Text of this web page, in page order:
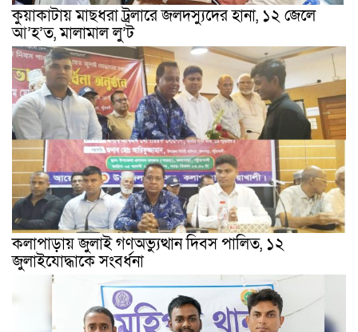
কুয়াকাটায় মাছধরা ট্রলারে জলদস্যুদের হানা, ১২ জেলে
আ’হ’ত, মালামাল লু’ট
কলাপাড়ায় জুলাই গণঅভ্যুত্থান দিবস পালিত, ১২
জুলাইযোদ্ধাকে সংবর্ধনা